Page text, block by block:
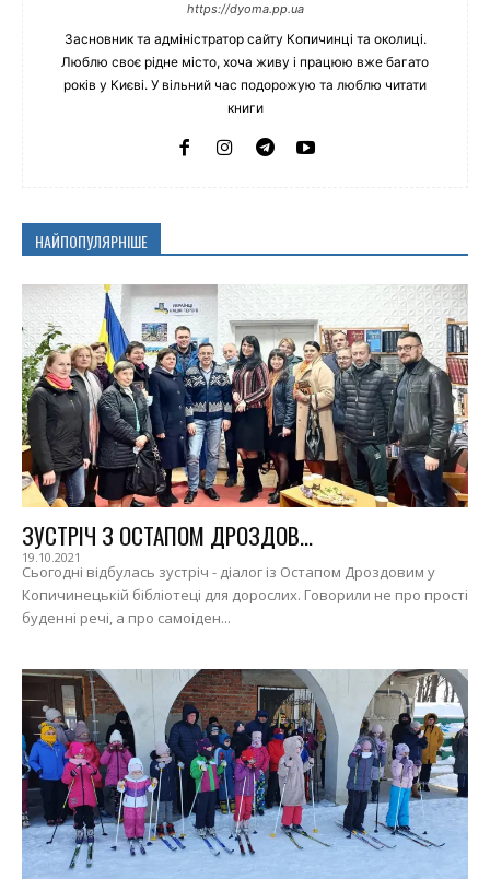
https://dyoma.pp.ua
Засновник та адміністратор сайту Копичинці та околиці.
Люблю своє рідне місто, хоча живу і працюю вже багато
років у Києві. У вільний час подорожую та люблю читати
книги
НАЙПОПУЛЯРНІШЕ
ЗУСТРІЧ З ОСТАПОМ ДРОЗДОВ...
19.10.2021
Сьогодні відбулась зустріч - діалог із Остапом Дроздовим у
Копичинецькій бібліотеці для дорослих. Говорили не про прості
буденні речі, а про самоіден...